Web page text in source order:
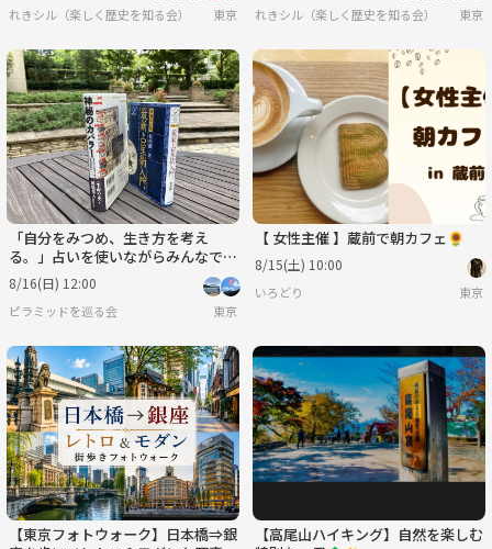
れきシル（楽しく歴史を知る会） 東京 れきシル（楽しく歴史を知る会） 東京
「自分をみつめ、生き方を考え
る。」占いを使いながらみんなでシ
ェアしよう！
8/16(日) 12:00
ピラミッドを巡る会 東京
【 女性主催 】蔵前で朝カフェ🌻
8/15(土) 10:00
いろどり 東京
【東京フォトウォーク】日本橋⇒銀
【高尾山ハイキング】自然を楽しむ